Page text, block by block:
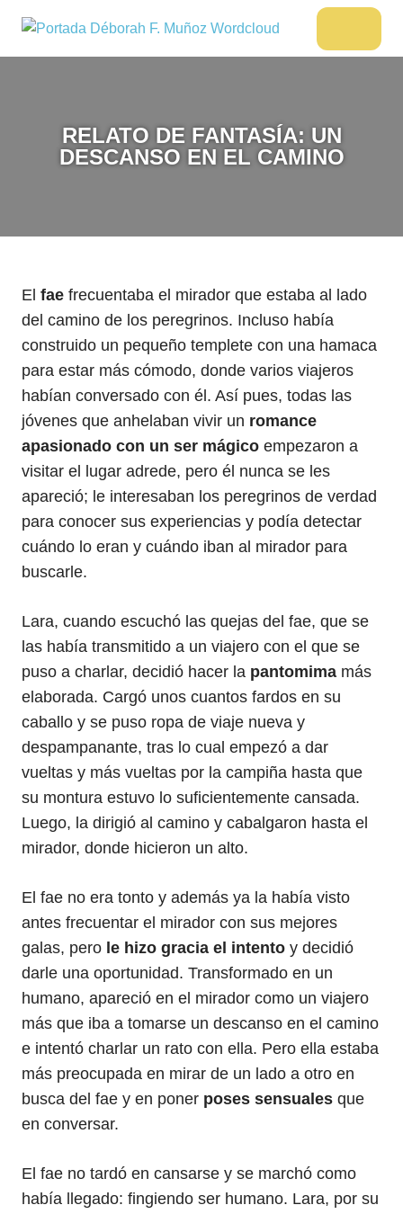
contenido
DÉBORAH
RELATO DE FANTASÍA: UN
DESCANSO EN EL CAMINO
El fae frecuentaba el mirador que estaba al lado
del camino de los peregrinos. Incluso había
construido un pequeño templete con una hamaca
para estar más cómodo, donde varios viajeros
habían conversado con él. Así pues, todas las
jóvenes que anhelaban vivir un romance
apasionado con un ser mágico empezaron a
visitar el lugar adrede, pero él nunca se les
apareció; le interesaban los peregrinos de verdad
para conocer sus experiencias y podía detectar
cuándo lo eran y cuándo iban al mirador para
buscarle.
Lara, cuando escuchó las quejas del fae, que se
las había transmitido a un viajero con el que se
puso a charlar, decidió hacer la pantomima más
elaborada. Cargó unos cuantos fardos en su
caballo y se puso ropa de viaje nueva y
despampanante, tras lo cual empezó a dar
vueltas y más vueltas por la campiña hasta que
su montura estuvo lo suficientemente cansada.
Luego, la dirigió al camino y cabalgaron hasta el
mirador, donde hicieron un alto.
El fae no era tonto y además ya la había visto
antes frecuentar el mirador con sus mejores
galas, pero le hizo gracia el intento y decidió
darle una oportunidad. Transformado en un
humano, apareció en el mirador como un viajero
más que iba a tomarse un descanso en el camino
e intentó charlar un rato con ella. Pero ella estaba
más preocupada en mirar de un lado a otro en
busca del fae y en poner poses sensuales que
en conversar.
El fae no tardó en cansarse y se marchó como
había llegado: fingiendo ser humano. Lara, por su